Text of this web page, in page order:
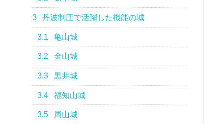
3 丹波制圧で活躍した機能の城
3.1 亀山城
3.2 金山城
3.3 黒井城
3.4 福知山城
3.5 周山城